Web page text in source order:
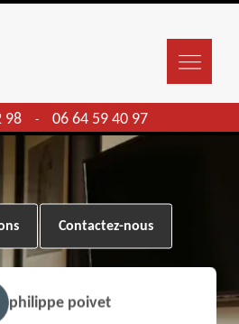
98 - 06 64 59 40 97
Contactez-nous
philippe poivet